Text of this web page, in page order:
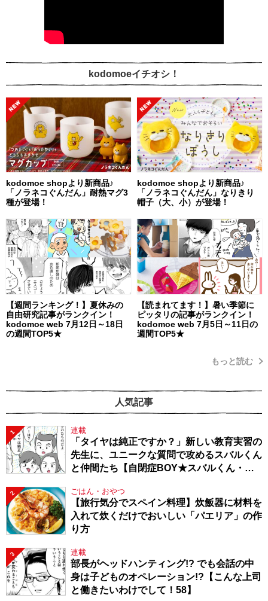
kodomoeイチオシ！
kodomoe shopより新商品♪
「ノラネコぐんだん」耐熱マグ3
種が登場！
kodomoe shopより新商品♪
「ノラネコぐんだん」なりきり
帽子（大、小）が登場！
【週間ランキング！】夏休みの
自由研究記事がランクイン！
kodomoe web 7月12日～18日
の週間TOP5★
【読まれてます！】暑い季節に
ピッタリの記事がランクイン！
kodomoe web 7月5日～11日の
週間TOP5★
もっと読む
人気記事
1 連載
「タイヤは純正ですか？」新しい教育実習の
先生に、ユニークな質問で攻めるスバルくん
と仲間たち【自閉症BOY★スバルくん・
2 ごはん・おやつ
【旅行気分でスペイン料理】炊飯器に材料を
入れて炊くだけでおいしい「パエリア」の作
り方
3 連載
部長がヘッドハンティング!? でも会話の中
身は子どものオペレーション!?【こんな上司
と働きたいわけでして！58】